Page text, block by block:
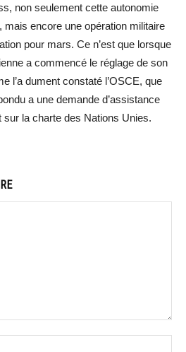
non seulement cette autonomie
mais encore une opération militaire
pour mars. Ce n’est que lorsque
a commencé le réglage de son
l’a dument constaté l’OSCE, que
a une demande d’assistance
sur la charte des Nations Unies.